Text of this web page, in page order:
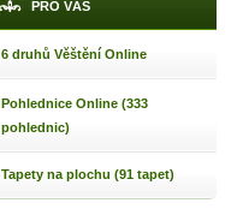
PRO VÁS
6 druhů Věštění Online
Pohlednice Online (333
pohlednic)
Tapety na plochu (91 tapet)